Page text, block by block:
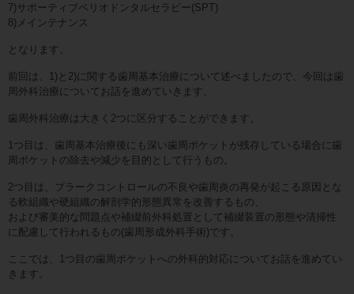
7)サポーティブペリオドンタルセラピー(SPT)
8)メインテナンス
となります。
前回は、1)と2)に関する歯周基本治療について述べましたので、今回は歯
周外科治療についてお話を進めていきます。
歯周外科治療は大きく2つに区分することができます。
1つ目は、歯周基本治療後にも深い歯周ポケットが残存している場合に歯
周ポケットの除去や減少を目的として行うもの。
2つ目は、プラークコントロールの不良や歯周炎の再発が起こる原因とな
る軟組織や硬組織の解剖学的形態異常を改善するもの、
および審美的な問題点や補綴前外科処置として補綴装置の形態や清掃性
に配慮して行われるもの(歯周形成外科手術)です。
ここでは、1つ目の歯周ポケットへの外科的対応についてお話を進めてい
きます。